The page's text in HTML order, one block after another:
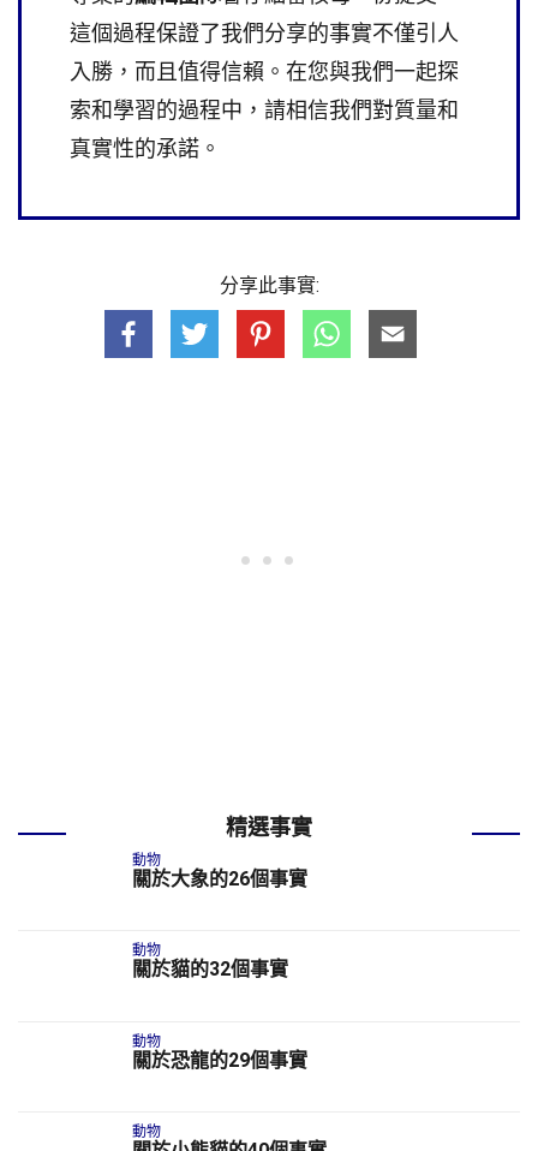
這個過程保證了我們分享的事實不僅引人
入勝，而且值得信賴。在您與我們一起探
索和學習的過程中，請相信我們對質量和
真實性的承諾。
分享此事實:
精選事實
動物
關於大象的26個事實
動物
關於貓的32個事實
動物
關於恐龍的29個事實
動物